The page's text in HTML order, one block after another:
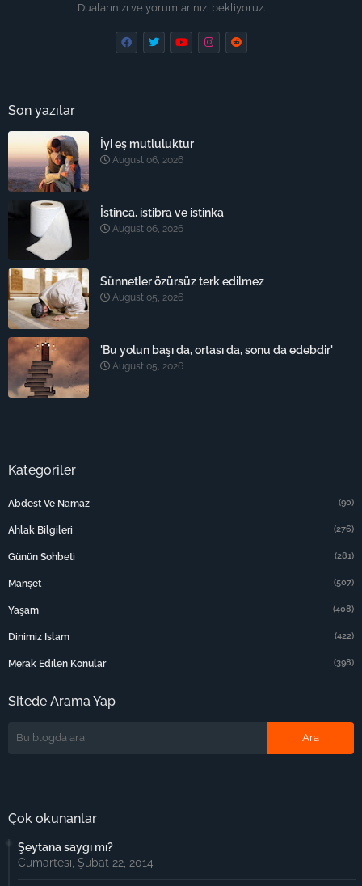
Dualarınızı ve yorumlarınızı bekliyoruz.
Son yazılar
İyi eş mutluluktur
August 06, 2026
İstinca, istibra ve istinka
August 06, 2026
Sünnetler özürsüz terk edilmez
August 05, 2026
'Bu yolun başı da, ortası da, sonu da edebdir'
August 05, 2026
Kategoriler
Abdest Ve Namaz (90)
Ahlak Bilgileri (276)
Günün Sohbeti (281)
Manşet (507)
Yaşam (408)
Dinimiz Islam (422)
Merak Edilen Konular (398)
Sitede Arama Yap
Çok okunanlar
Şeytana saygı mı?
Cumartesi, Şubat 22, 2014